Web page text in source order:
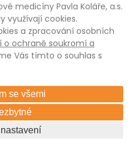
medicíny Pavla Koláře, a.s.
využívají cookies.
a zpracování osobních
o ochraně soukromí a
Vás tímto o souhlas s
se všemi